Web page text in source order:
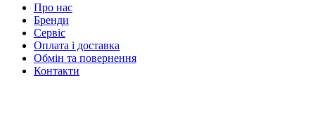
Про нас
Бренди
Сервіс
Оплата і доставка
Обмін та повернення
Контакти